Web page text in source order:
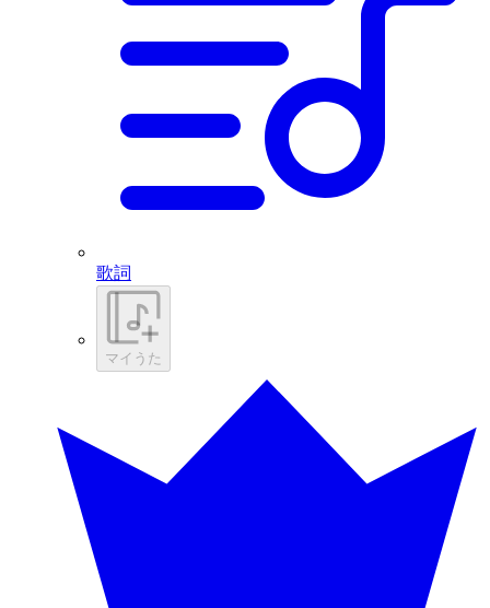
歌詞
マイうた